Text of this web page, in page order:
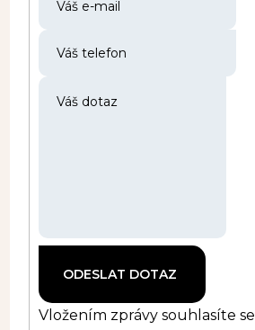
Vložením zprávy souhlasíte se